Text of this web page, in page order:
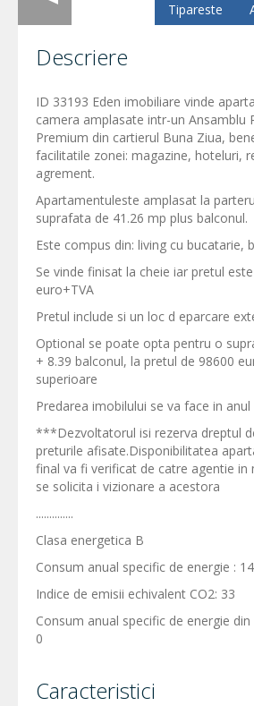
Tipareste
Descriere
ID 33193 Eden imobiliare vinde
camera amplasate intr-un Ansamblu
Premium din cartierul Buna Ziua,
facilitatile zonei: magazine, hoteluri,
agrement.
Apartamentuleste amplasat la
suprafata de 41.26 mp plus balconul.
Este compus din: living cu bucatarie,
Se vinde finisat la cheie iar pretul
euro+TVA
Pretul include si un loc d eparcare
Optional se poate opta pentru o
+ 8.39 balconul, la pretul de 98600
superioare
Predarea imobilului se va face in anul
***Dezvoltatorul isi rezerva dreptul
preturile afisate.Disponibilitatea
final va fi verificat de catre agentie in
se solicita i vizionare a acestora
..............
Clasa energetica B
Consum anual specific de energie :
Indice de emisii echivalent CO2: 33
Consum anual specific de energie
0
Caracteristici